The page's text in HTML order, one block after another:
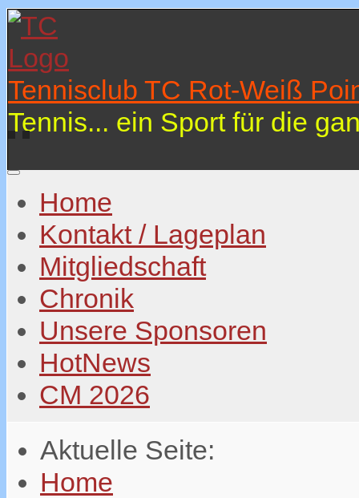
Tennisclub TC Rot-Weiß
Tennis... ein Sport für die
Home
Kontakt / Lageplan
Mitgliedschaft
Chronik
Unsere Sponsoren
HotNews
CM 2026
Aktuelle Seite:
Home